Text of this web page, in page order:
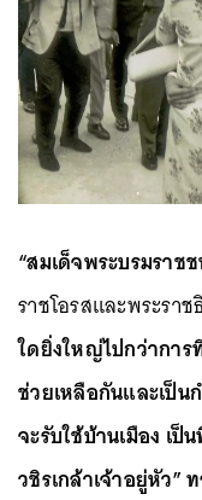
“สมเด็จพระบรมราช
ราชโอรสและพระราช
ใดยิ่งใหญ่ไปกว่ากา
ช่วยเหลือกันและเป็
จะรับใช้บ้านเมือง เ
วชิรเกล้าเจ้าอยู่หัว”